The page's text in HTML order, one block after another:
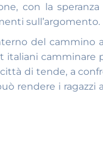
con la
sull’argomento.
del cammino
italiani
di tende, a
rendere i